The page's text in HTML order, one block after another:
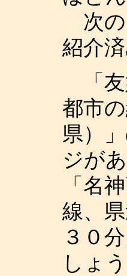
次の
紹介済
「友
都市
県）
ジが
「名
線、
３０
しょ